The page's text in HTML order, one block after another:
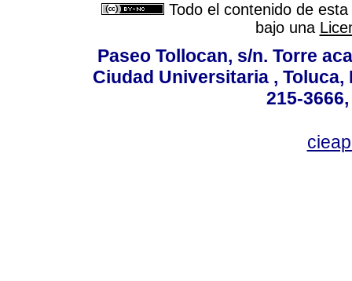
Todo el contenido de
bajo una
Paseo Tollocan, s/n. Torre
Ciudad Universitaria , Toluca,
215-